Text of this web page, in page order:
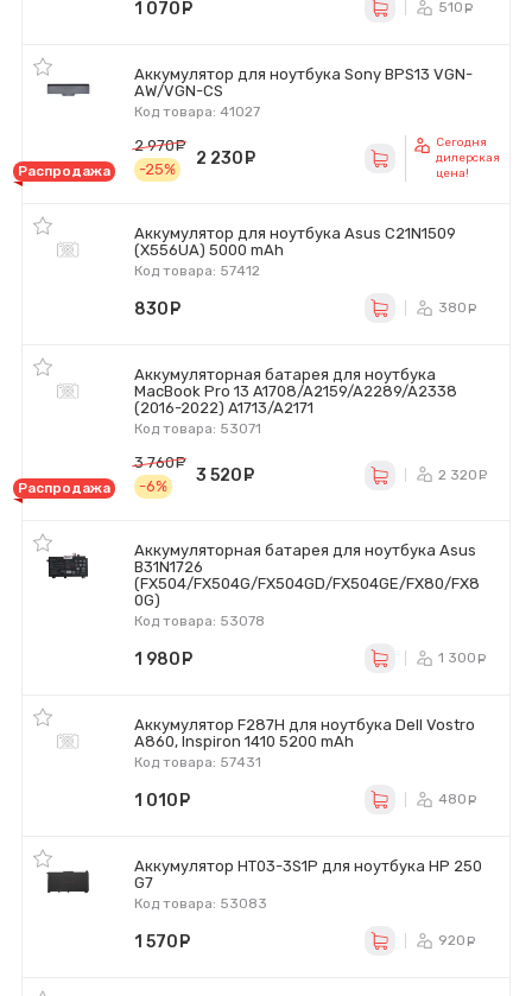
1 070 510
Аккумулятор для ноутбука Sony BPS13 VGN-
AW/VGN-CS
Код товара: 41027
Распродажа
2 970
-25%
2 230
Сегодня
дилерская
цена!
Аккумулятор для ноутбука Asus C21N1509
(X556UA) 5000 mAh
Код товара: 57412
830 380
Аккумуляторная батарея для ноутбука
MacBook Pro 13 A1708/A2159/A2289/A2338
(2016-2022) A1713/A2171
Код товара: 53071
Распродажа
3 760
-6%
3 520 2 320
Аккумуляторная батарея для ноутбука Asus
B31N1726
(FX504/FX504G/FX504GD/FX504GE/FX80/FX8
0G)
Код товара: 53078
1 980 1 300
Аккумулятор F287H для ноутбука Dell Vostro
A860, Inspiron 1410 5200 mAh
Код товара: 57431
1 010 480
Аккумулятор HT03-3S1P для ноутбука HP 250
G7
Код товара: 53083
1 570 920